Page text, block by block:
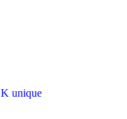
unique